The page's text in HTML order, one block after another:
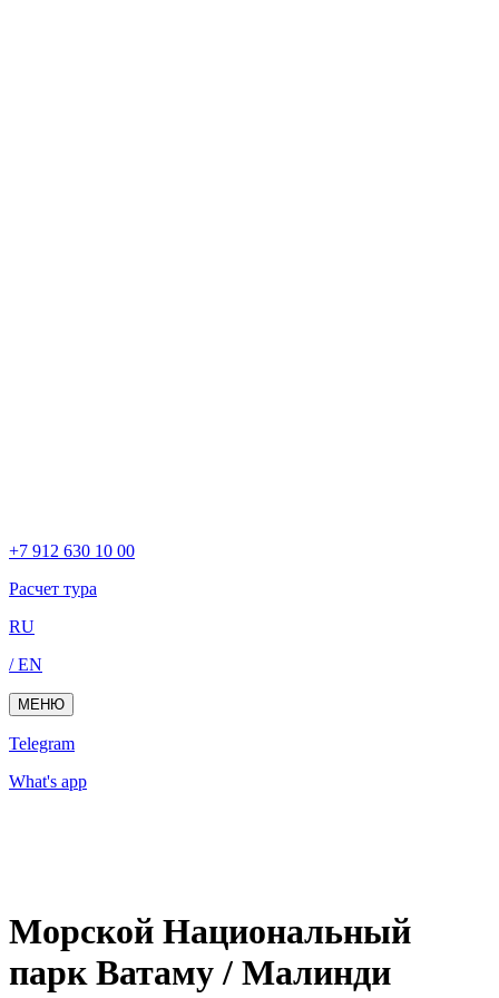
+7 912 630 10 00
Расчет тура
RU
/ EN
МЕНЮ
Telegram
What's app
Морской Нaциональный
парк Ватаму / Малинди